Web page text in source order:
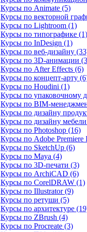
Курсы по Animate (5)
Курсы по векторной
Курсы по Lightroom (1)
Курсы по типографике (1)
Курсы по InDesign (1)
Курсы по веб‑дизайну
Курсы по 3D‑анимации
Курсы по After Effects (6)
Курсы по концепт‑арту
Курсы по Houdini (1)
Курсы по упаковочному
Курсы по
Курсы по дизайну
Курсы по дизайну
Курсы по Photoshop (16)
Курсы по Adobe Premiere
Курсы по SketchUp (6)
Курсы по Maya (4)
Курсы по 3D-печати (3)
Курсы по ArchiCAD (6)
Курсы по CorelDRAW (1)
Курсы по Illustrator (9)
Курсы по ретуши (5)
Курсы по архитектуре
Курсы по ZBrush (4)
Курсы по Procreate (3)